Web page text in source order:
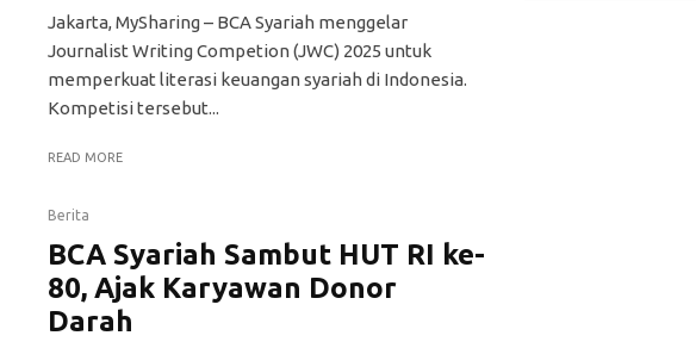
Jakarta, MySharing – BCA Syariah menggelar
Journalist Writing Competion (JWC) 2025 untuk
memperkuat literasi keuangan syariah di Indonesia.
Kompetisi tersebut...
READ MORE
Berita
BCA Syariah Sambut HUT RI ke-
80, Ajak Karyawan Donor
Darah